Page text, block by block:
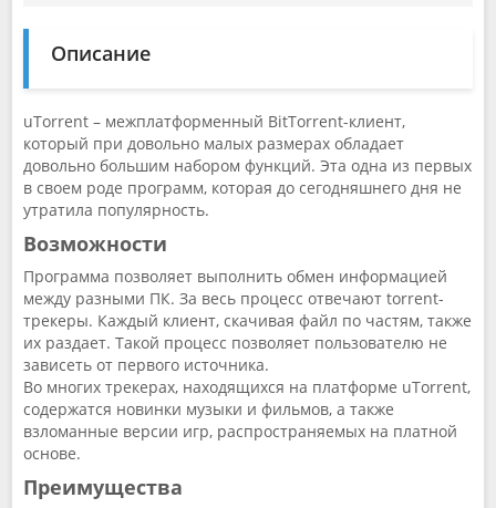
Описание
uTorrent – межплатформенный BitTorrent-клиент,
который при довольно малых размерах обладает
довольно большим набором функций. Эта одна из первых
в своем роде программ, которая до сегодняшнего дня не
утратила популярность.
Возможности
Программа позволяет выполнить обмен информацией
между разными ПК. За весь процесс отвечают torrent-
трекеры. Каждый клиент, скачивая файл по частям, также
их раздает. Такой процесс позволяет пользователю не
зависеть от первого источника.
Во многих трекерах, находящихся на платформе uTorrent,
содержатся новинки музыки и фильмов, а также
взломанные версии игр, распространяемых на платной
основе.
Преимущества